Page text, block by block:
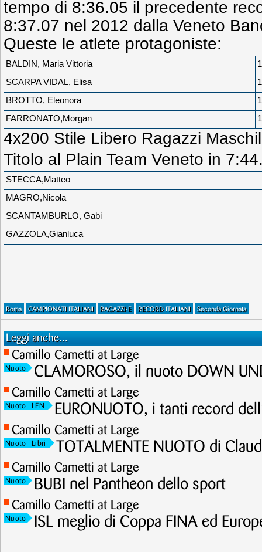
tempo di 8:36.05 il precedente
8:37.07 nel 2012 dalla Veneto
Queste le atlete protagoniste:
BALDIN, Maria Vittoria
SCARPA VIDAL, Elisa
BROTTO, Eleonora
FARRONATO,Morgan
4x200 Stile Libero Ragazzi
Titolo al Plain Team Veneto in
STECCA,Matteo
MAGRO,Nicola
SCANTAMBURLO, Gabi
GAZZOLA,Gianluca
Roma CAMPIONATI ITALIANI RAGAZZI-E RECORD ITALIANI Seconda Giornata
Leggi anche...
Camillo Cametti at Large
Nuoto CLAMOROSO, il nuoto DOWN
Camillo Cametti at Large
Nuoto | LEN EURONUOTO, i tanti record
Camillo Cametti at Large
Nuoto | Libri TOTALMENTE NUOTO di
Camillo Cametti at Large
Nuoto BUBI nel Pantheon dello sport
Camillo Cametti at Large
Nuoto ISL meglio di Coppa FINA ed